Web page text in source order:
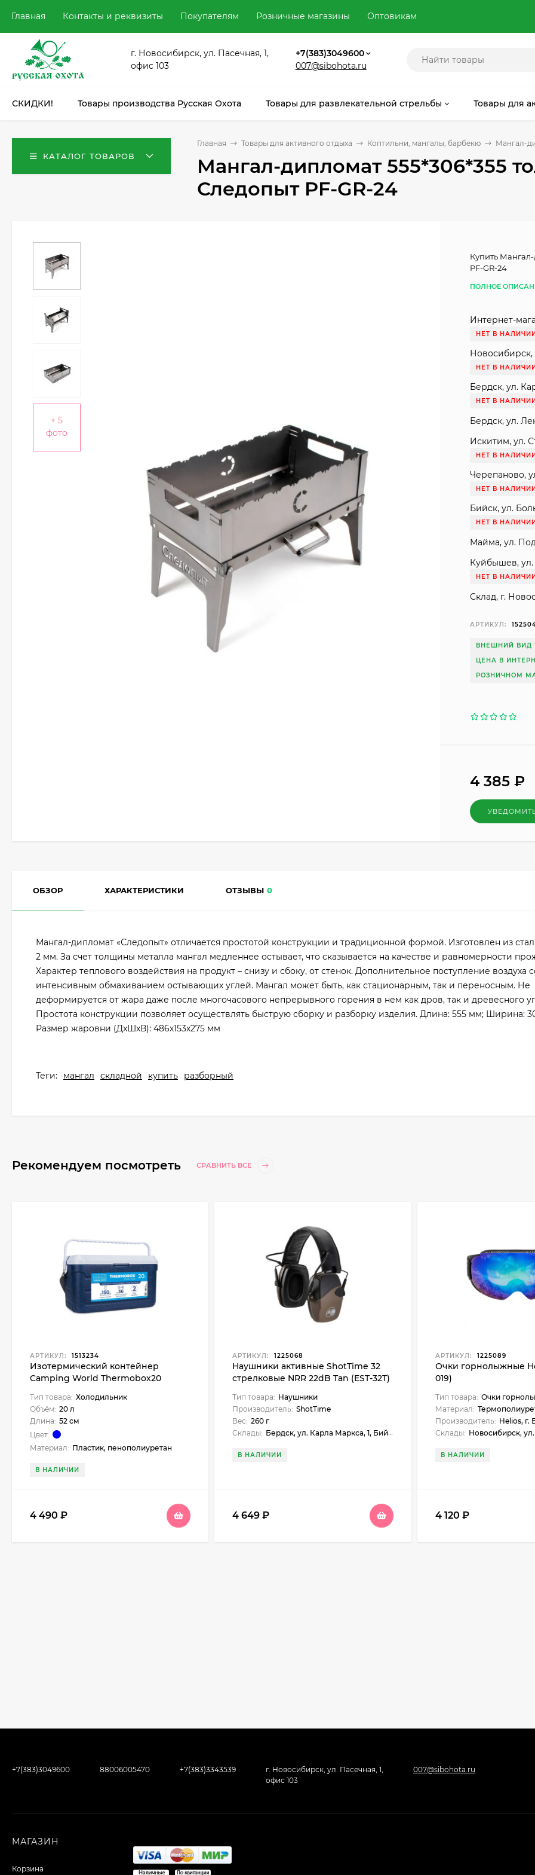
Главная Контакты и реквизиты Покупателям Розничные магазины Оптовикам
г. Новосибирск, ул. Пасечная, 1,
офис 103
+7(383)3049600
007@sibohota.ru
СКИДКИ! Товары производства Русская Охота Товары для развлекательной стрельбы Товары для
КАТАЛОГ ТОВАРОВ
Главная Товары для активного отдыха Коптильни, мангалы, барбекю Мангал-
Мангал-дипломат 555*306*355
Следопыт PF-GR-24
+ 5
фото
Купить
PF-GR-24
ПОЛНОЕ
Интернет-
НЕТ В
Новосибирск,
НЕТ В
Бердск, ул.
НЕТ В
Бердск, ул.
Искитим, ул.
НЕТ В
Черепаново,
НЕТ В
Бийск, ул.
НЕТ В
Майма, ул.
Куйбышев, ул.
НЕТ В
Склад, г.
АРТИКУЛ:
ВНЕШНИЙ ВИД
ЦЕНА В
РОЗНИЧНОМ
4 385₽
ОБЗОР ХАРАКТЕРИСТИКИ ОТЗЫВЫ 0
Мангал-дипломат «Следопыт» отличается простотой конструкции и традиционной формой. Изготовлен из
2 мм. За счет толщины металла мангал медленнее остывает, что сказывается на качестве и равномерности
Характер теплового воздействия на продукт – снизу и сбоку, от стенок. Дополнительное поступление воздуха
интенсивным обмахиванием остывающих углей. Мангал может быть, как стационарным, так и переносным. Не
деформируется от жара даже после многочасового непрерывного горения в нем как дров, так и древесного
Простота конструкции позволяет осуществлять быструю сборку и разборку изделия. Длина: 555 мм; Ширина:
Размер жаровни (ДxШxВ): 486х153х275 мм
Теги: мангал складной купить разборный
Рекомендуем посмотреть СРАВНИТЬ ВСЕ
АРТИКУЛ: 1513234
Изотермический контейнер
Camping World Thermobox20
Тип товара: Холодильник
Объём: 20 л
Длина: 52 см
Цвет:
Материал: Пластик, пенополиуретан
В НАЛИЧИИ
4 490 ₽
АРТИКУЛ: 1225068
Наушники активные ShotTime 32
стрелковые NRR 22dB Tan (EST-32T)
Тип товара: Наушники
Производитель: ShotTime
Вес: 260 г
Склады: Бердск, ул. Карла Маркса, 1, Бийск, ул. Больничный взвоз, 8
В НАЛИЧИИ
4 649₽
АРТИКУЛ: 1225089
Очки горнолыжные
019)
Тип товара: Очки
Материал:
Производитель: Helios, г.
Склады: Новосибирск, ул. Нарымская, 23, Бердск, ул.
В НАЛИЧИИ
4 120 ₽
+7(383)3049600 88006005470 +7(383)3343539
г. Новосибирск, ул. Пасечная, 1,
офис 103
007@sibohota.ru
МАГАЗИН
Корзина